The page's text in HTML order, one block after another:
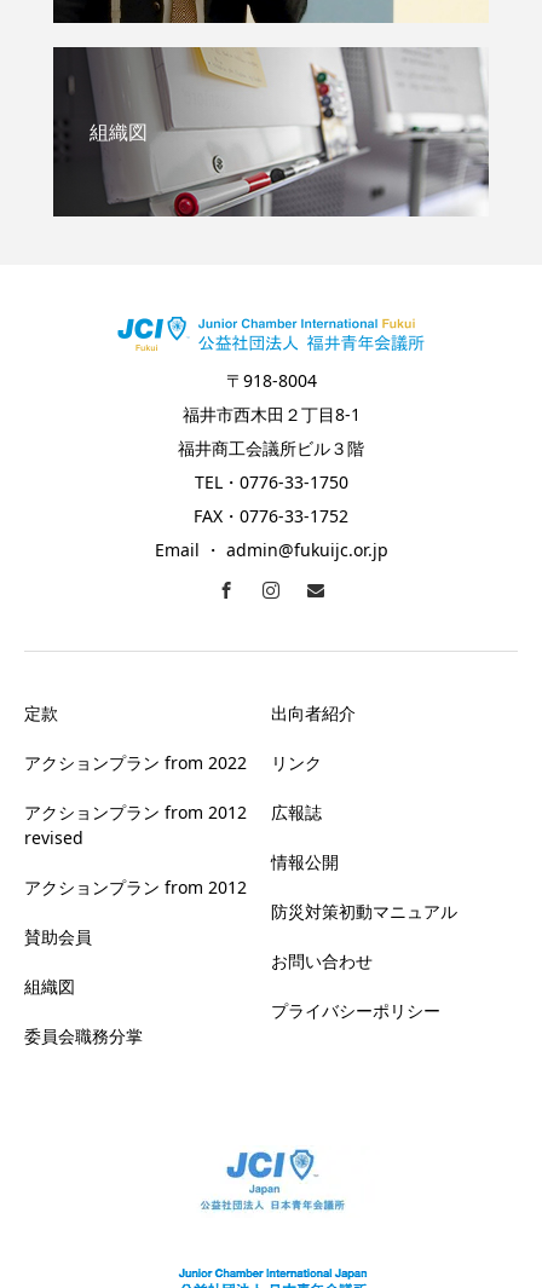
組織図
〒918-8004
福井市西木田２丁目8-1
福井商工会議所ビル３階
TEL・0776-33-1750
FAX・0776-33-1752
Email ・ admin@fukuijc.or.jp
定款
アクションプラン from 2022
アクションプラン from 2012
revised
アクションプラン from 2012
賛助会員
組織図
委員会職務分掌
出向者紹介
リンク
広報誌
情報公開
防災対策初動マニュアル
お問い合わせ
プライバシーポリシー